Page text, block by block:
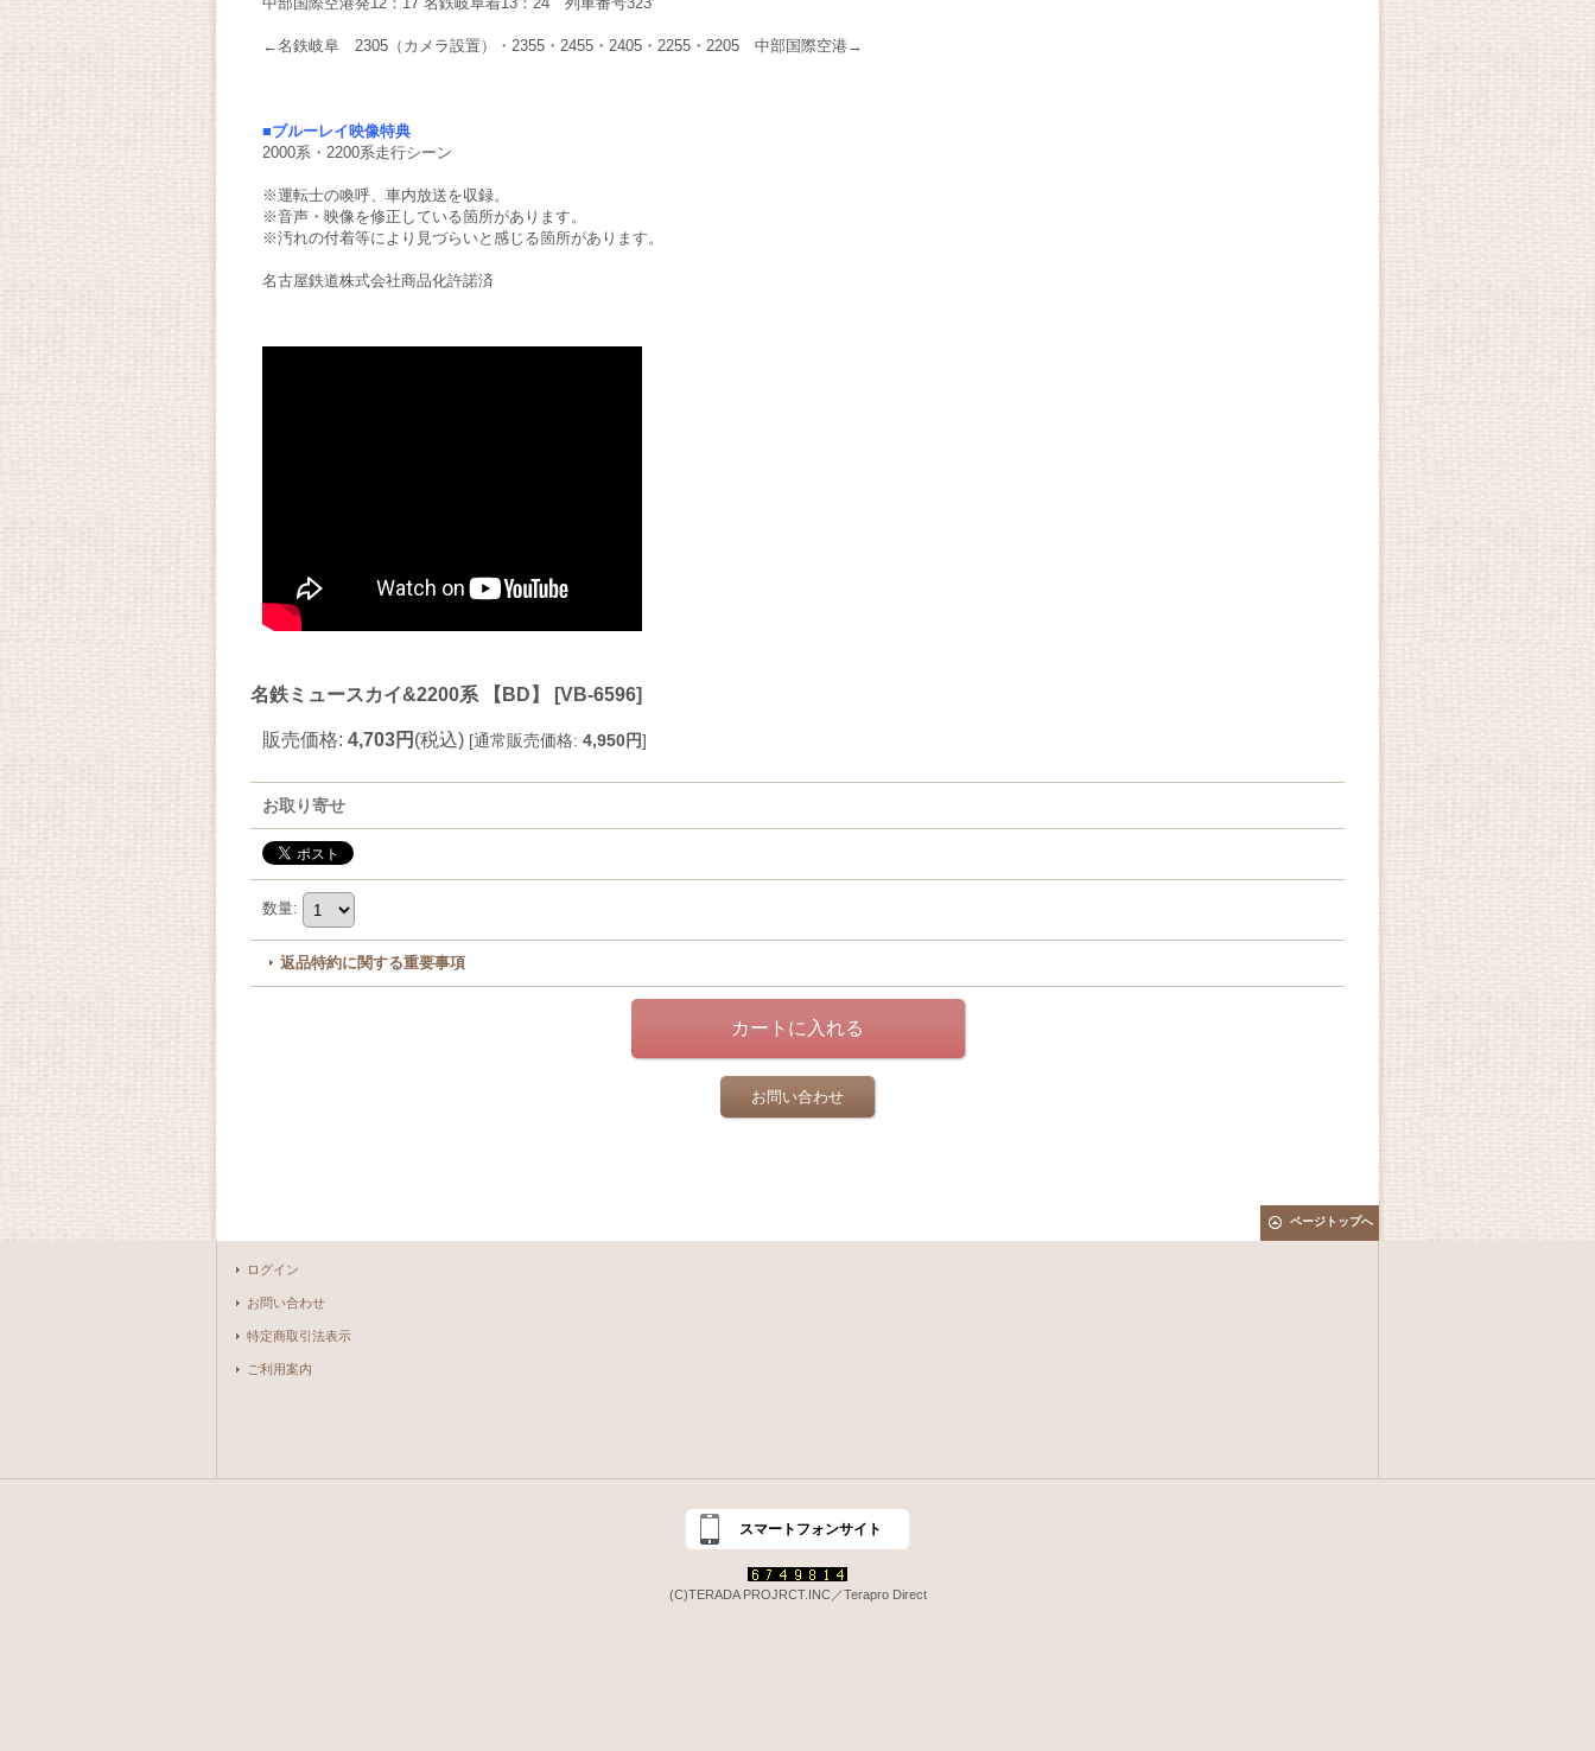
←名鉄岐阜 2305（カメラ設置）・2355・2455・2405・2255・2205 中部国際空港→
■ブルーレイ映像特典
2000系・2200系走行シーン
※運転士の喚呼、車内放送を収録。
※音声・映像を修正している箇所があります。
※汚れの付着等により見づらいと感じる箇所があります。
名古屋鉄道株式会社商品化許諾済
名鉄ミュースカイ&2200系 【BD】 [VB-6596]
販売価格: 4,703円 (税込) [通常販売価格: 4,950円]
お取り寄せ
数量:
返品特約に関する重要事項
お問い合わせ
ページトップへ
ログイン
お問い合わせ
特定商取引法表示
ご利用案内
スマートフォンサイト
(C)TERADA PROJRCT.INC／Terapro Direct